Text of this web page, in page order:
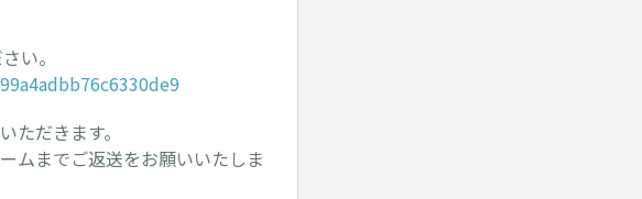
い。
ただきます。
ムまでご返送をお願いいたしま